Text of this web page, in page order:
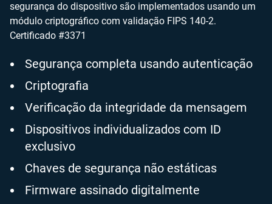
segurança do dispositivo são implementados usando um
módulo criptográfico com validação FIPS 140-2.
Certificado #3371
Segurança completa usando autenticação
Criptografia
Verificação da integridade da mensagem
Dispositivos individualizados com ID
exclusivo
Chaves de segurança não estáticas
Firmware assinado digitalmente